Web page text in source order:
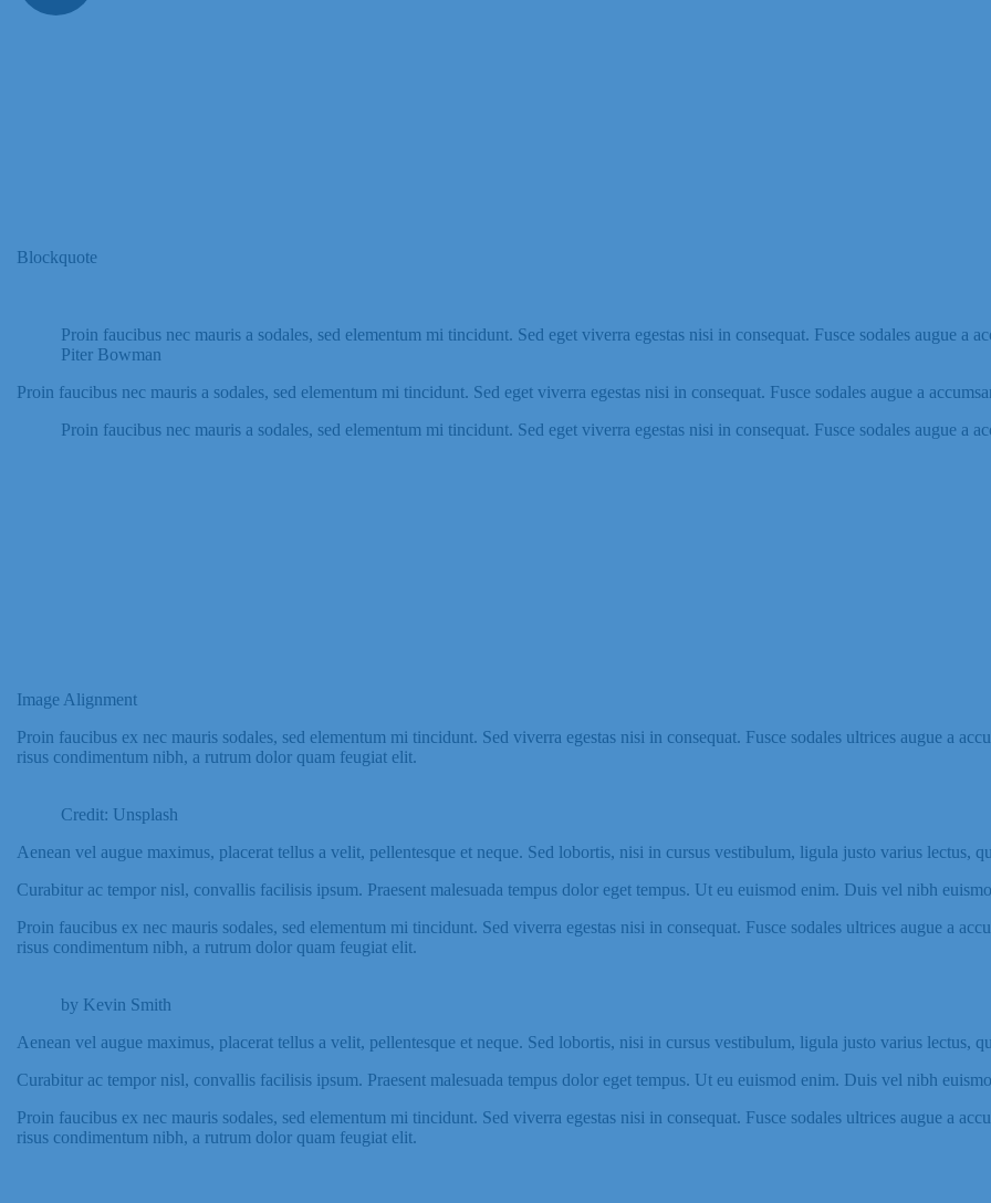
Blockquote
Proin faucibus nec mauris a sodales, sed elementum mi tincidunt. Sed eget viverra egestas nisi in consequat. Fusce sodales augue a
Piter Bowman
Proin faucibus nec mauris a sodales, sed elementum mi tincidunt. Sed eget viverra egestas nisi in consequat. Fusce sodales augue a
Proin faucibus nec mauris a sodales, sed elementum mi tincidunt. Sed eget viverra egestas nisi in consequat. Fusce sodales augue a
Image Alignment
Proin faucibus ex nec mauris sodales, sed elementum mi tincidunt. Sed viverra egestas nisi in consequat. Fusce sodales ultrices augue a
risus condimentum nibh, a rutrum dolor quam feugiat elit.
Credit: Unsplash
Aenean vel augue maximus, placerat tellus a velit, pellentesque et neque. Sed lobortis, nisi in cursus vestibulum, ligula justo varius lectus,
Curabitur ac tempor nisl, convallis facilisis ipsum. Praesent malesuada tempus dolor eget tempus. Ut eu euismod enim. Duis vel nibh
Proin faucibus ex nec mauris sodales, sed elementum mi tincidunt. Sed viverra egestas nisi in consequat. Fusce sodales ultrices augue a
risus condimentum nibh, a rutrum dolor quam feugiat elit.
by Kevin Smith
Aenean vel augue maximus, placerat tellus a velit, pellentesque et neque. Sed lobortis, nisi in cursus vestibulum, ligula justo varius lectus,
Curabitur ac tempor nisl, convallis facilisis ipsum. Praesent malesuada tempus dolor eget tempus. Ut eu euismod enim. Duis vel nibh
Proin faucibus ex nec mauris sodales, sed elementum mi tincidunt. Sed viverra egestas nisi in consequat. Fusce sodales ultrices augue a
risus condimentum nibh, a rutrum dolor quam feugiat elit.